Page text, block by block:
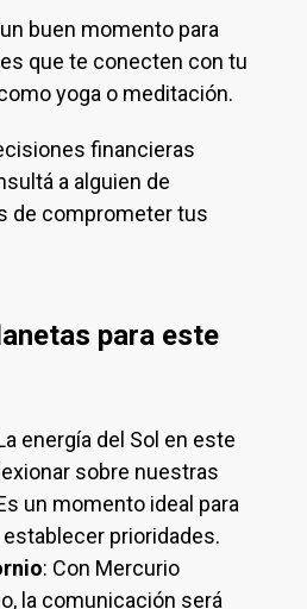
buen momento para
que te conecten con tu
yoga o meditación.
financieras
a alguien de
de comprometer tus
para este
energía del Sol en este
sobre nuestras
un momento ideal para
prioridades.
: Con Mercurio
la comunicación será